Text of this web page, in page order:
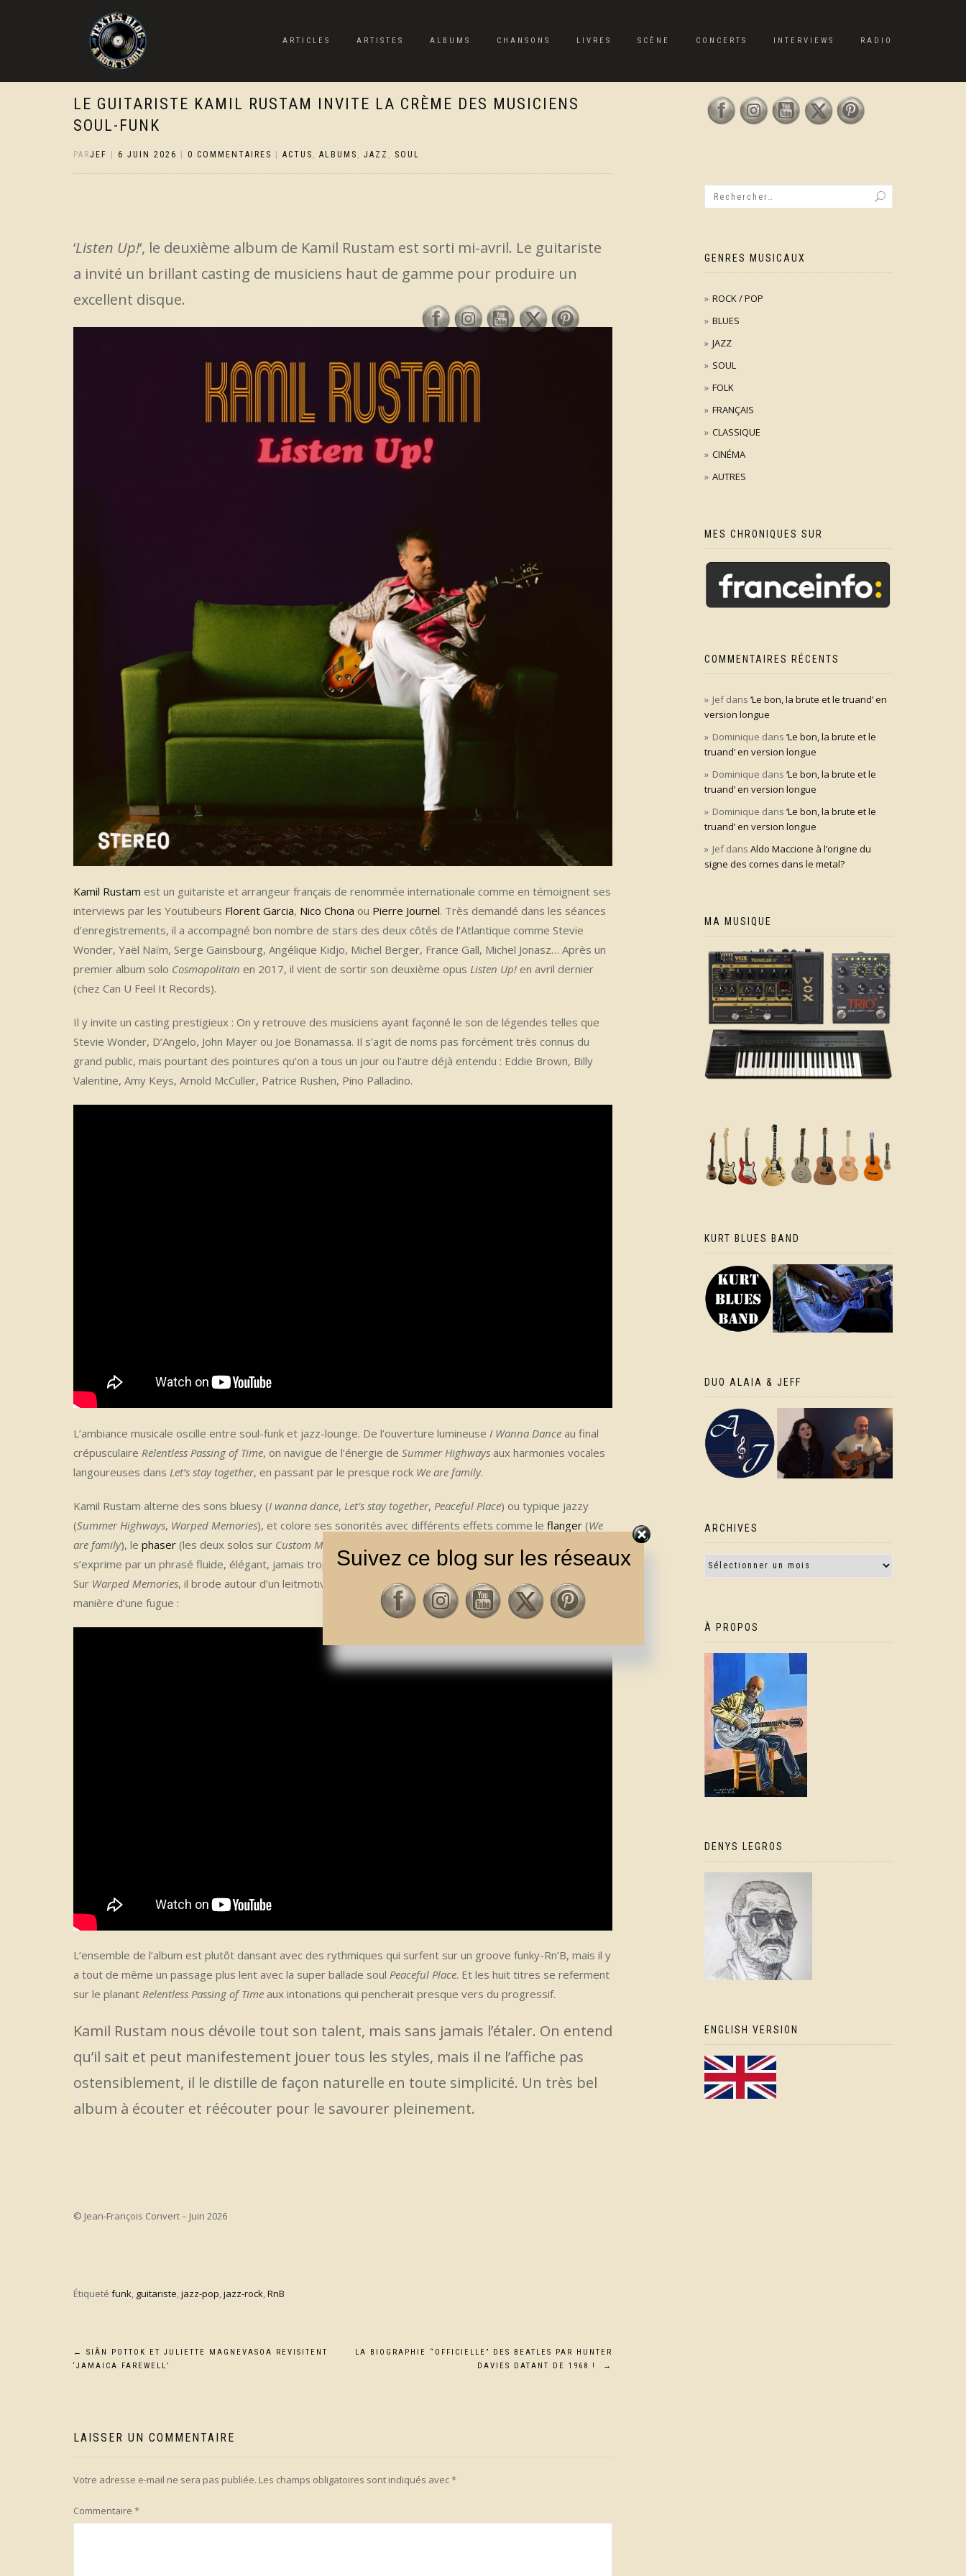
ARTICLES ARTISTES ALBUMS CHANSONS LIVRES SCÈNE CONCERTS INTERVIEWS RADIO
LE GUITARISTE KAMIL RUSTAM INVITE LA CRÈME DES MUSICIENS
SOUL-FUNK
PARJEF 6 JUIN 2026 0 COMMENTAIRES ACTUS , ALBUMS , JAZZ , SOUL
‘Listen Up!‘, le deuxième album de Kamil Rustam est sorti mi-avril. Le guitariste
a invité un brillant casting de musiciens haut de gamme pour produire un
excellent disque.
Kamil Rustam est un guitariste et arrangeur français de renommée internationale comme en témoignent ses
interviews par les Youtubeurs Florent Garcia, Nico Chona ou Pierre Journel. Très demandé dans les séances
d’enregistrements, il a accompagné bon nombre de stars des deux côtés de l’Atlantique comme Stevie
Wonder, Yaël Naïm, Serge Gainsbourg, Angélique Kidjo, Michel Berger, France Gall, Michel Jonasz… Après un
premier album solo Cosmopolitain en 2017, il vient de sortir son deuxième opus Listen Up! en avril dernier
(chez Can U Feel It Records).
Il y invite un casting prestigieux : On y retrouve des musiciens ayant façonné le son de légendes telles que
Stevie Wonder, D’Angelo, John Mayer ou Joe Bonamassa. Il s’agit de noms pas forcément très connus du
grand public, mais pourtant des pointures qu’on a tous un jour ou l’autre déjà entendu : Eddie Brown, Billy
Valentine, Amy Keys, Arnold McCuller, Patrice Rushen, Pino Palladino.
L’ambiance musicale oscille entre soul-funk et jazz-lounge. De l’ouverture lumineuse I Wanna Dance au final
crépusculaire Relentless Passing of Time, on navigue de l’énergie de Summer Highways aux harmonies vocales
langoureuses dans Let’s stay together, en passant par le presque rock We are family.
Kamil Rustam alterne des sons bluesy (I wanna dance, Let’s stay together, Peaceful Place) ou typique jazzy
(Summer Highways, Warped Memories), et colore ses sonorités avec différents effets comme le flanger (We
are family), le phaser (les deux solos sur Custom Made
s’exprime par un phrasé fluide, élégant, jamais trop bavard, juste ce qu’il faut, et toujours de grande classe.
Sur Warped Memories, il brode autour d’un leitmotiv obsédant qui se décline et se développe un peu à la
manière d’une fugue :
L’ensemble de l’album est plutôt dansant avec des rythmiques qui surfent sur un groove funky-Rn’B, mais il y
a tout de même un passage plus lent avec la super ballade soul Peaceful Place. Et les huit titres se referment
sur le planant Relentless Passing of Time aux intonations qui pencherait presque vers du progressif.
Kamil Rustam nous dévoile tout son talent, mais sans jamais l’étaler. On entend
qu’il sait et peut manifestement jouer tous les styles, mais il ne l’affiche pas
ostensiblement, il le distille de façon naturelle en toute simplicité. Un très bel
album à écouter et réécouter pour le savourer pleinement.
© Jean-François Convert – Juin 2026
Étiqueté funk, guitariste,jazz-pop,jazz-rock,RnB
Navigation
←
SIÂN POTTOK ET JULIETTE MAGNEVASOA REVISITENT
‘JAMAICA FAREWELL’
LA BIOGRAPHIE “OFFICIELLE” DES BEATLES PAR HUNTER
DAVIES DATANT DE 1968 !
→
LAISSER UN COMMENTAIRE
Votre adresse e-mail ne sera pas publiée. Les champs obligatoires sont indiqués avec*
Commentaire *
GENRES MUSICAUX
ROCK / POP
BLUES
JAZZ
SOUL
FOLK
FRANÇAIS
CLASSIQUE
CINÉMA
AUTRES
MES CHRONIQUES SUR
COMMENTAIRES RÉCENTS
Jefdans ‘Le bon, la brute et le truand’ en
version longue
Dominique dans ‘Le bon, la brute et le
truand’ en version longue
Dominique dans ‘Le bon, la brute et le
truand’ en version longue
Dominique dans ‘Le bon, la brute et le
truand’ en version longue
Jefdans Aldo Maccione à l’origine du
signe des cornes dans le metal?
MA MUSIQUE
KURT BLUES BAND
DUO ALAIA & JEFF
ARCHIVES
À PROPOS
DENYS LEGROS
ENGLISH VERSION
Suivez ce blog sur les réseaux